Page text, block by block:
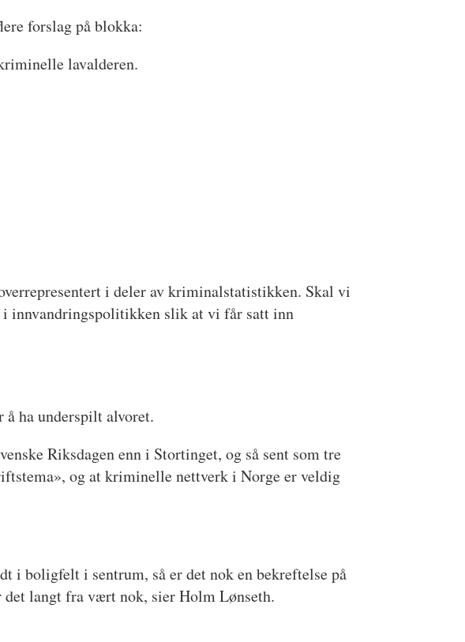
forslag på blokka:
lavalderen.
i deler av kriminalstatistikken. Skal vi
innvandringspolitikken slik at vi får satt inn
ha underspilt alvoret.
Riksdagen enn i Stortinget, og så sent som tre
og at kriminelle nettverk i Norge er veldig
i boligfelt i sentrum, så er det nok en bekreftelse på
langt fra vært nok, sier Holm Lønseth.